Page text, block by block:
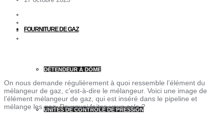
FOURNITURE DE GAZ
DÉTENDEUR À DÔME
UNITÉS DE CONTRÔLE DE PRESSION
On nous demande régulièrement à quoi ressemble l’élément du
mélangeur de gaz, c’est-à-dire le mélangeur. Voici une image de
l’élément mélangeur de gaz, qui est inséré dans le pipeline et
mélange les gaz. Pourquoi faites-vous cela ?